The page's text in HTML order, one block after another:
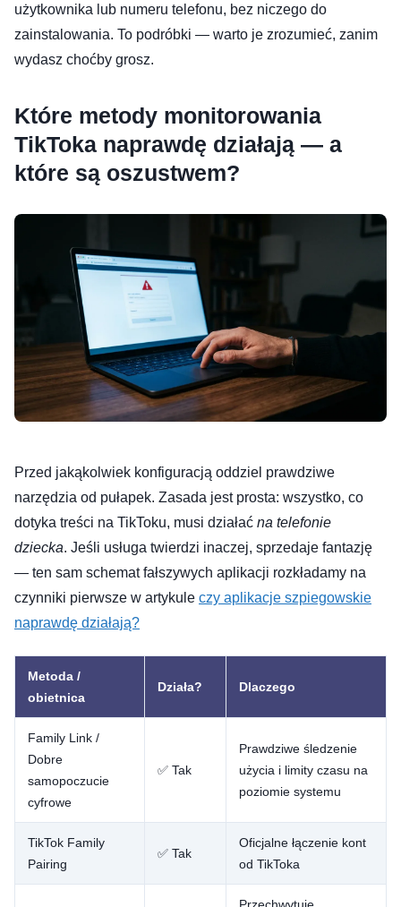
użytkownika lub numeru telefonu, bez niczego do
zainstalowania. To podróbki — warto je zrozumieć, zanim
wydasz choćby grosz.
Które metody monitorowania
TikToka naprawdę działają — a
które są oszustwem?
Przed jakąkolwiek konfiguracją oddziel prawdziwe
narzędzia od pułapek. Zasada jest prosta: wszystko, co
dotyka treści na TikToku, musi działać na telefonie
dziecka. Jeśli usługa twierdzi inaczej, sprzedaje fantazję
— ten sam schemat fałszywych aplikacji rozkładamy na
czynniki pierwsze w artykule czy aplikacje szpiegowskie
naprawdę działają?
Metoda /
obietnica
Działa? Dlaczego
Family Link /
Dobre
samopoczucie
cyfrowe
✅ Tak
Prawdziwe śledzenie
użycia i limity czasu na
poziomie systemu
TikTok Family
Pairing
✅ Tak
Oficjalne łączenie kont
od TikToka